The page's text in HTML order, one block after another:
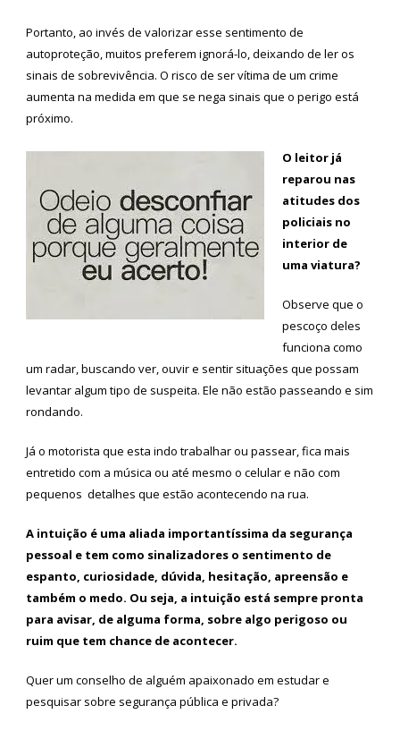
Portanto, ao invés de valorizar esse sentimento de
autoproteção, muitos preferem ignorá-lo, deixando de ler os
sinais de sobrevivência. O risco de ser vítima de um crime
aumenta na medida em que se nega sinais que o perigo está
próximo.
O leitor já
reparou nas
atitudes dos
policiais no
interior de
uma viatura?
Observe que o
pescoço deles
funciona como
um radar, buscando ver, ouvir e sentir situações que possam
levantar algum tipo de suspeita. Ele não estão passeando e sim
rondando.
Já o motorista que esta indo trabalhar ou passear, fica mais
entretido com a música ou até mesmo o celular e não com
pequenos detalhes que estão acontecendo na rua.
A intuição é uma aliada importantíssima da segurança
pessoal e tem como sinalizadores o sentimento de
espanto, curiosidade, dúvida, hesitação, apreensão e
também o medo. Ou seja, a intuição está sempre pronta
para avisar, de alguma forma, sobre algo perigoso ou
ruim que tem chance de acontecer.
Quer um conselho de alguém apaixonado em estudar e
pesquisar sobre segurança pública e privada?